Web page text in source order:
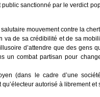
sanctionné par le verdict
mouvement contre la
va de sa crédibilité et de sa
d’attendre que des gens
un combat partisan pour
(dans le cadre d’une
autorisé à librement